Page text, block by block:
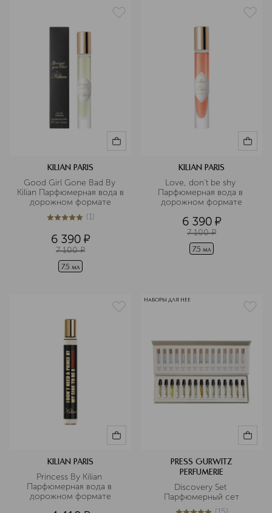
KILIAN PARIS
Good Girl Gone Bad By
Kilian Парфюмерная вода в
дорожном формате
5из 51 (1)
6 390 ¤
7 100 ¤
7.5 мл
KILIAN PARIS
Love, don't be shy
Парфюмерная вода в
дорожном формате
6 390 ¤
7 100 ¤
7.5 мл
KILIAN PARIS
Princess By Kilian
Парфюмерная вода в
дорожном формате
НАБОРЫ ДЛЯ НЕЕ
PRESS GURWITZ
PERFUMERIE
Discovery Set
Парфюмерный сет